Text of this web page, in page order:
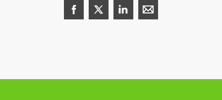
Dela denna sida
Dela denna sida på
Dela denna sida på X (öppnas i
Dela denna sida på Facebook (öppnas